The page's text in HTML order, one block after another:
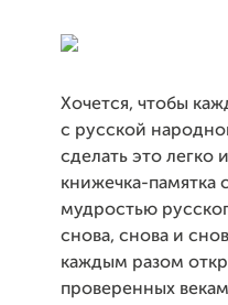
Хочется, чтобы
с русской
сделать это легко
книжечка-памятка
мудростью
снова, снова и
каждым разом
проверенных